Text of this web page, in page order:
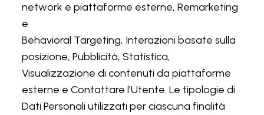
network e piattaforme esterne, Remarketing
e
Behavioral Targeting, Interazioni basate sulla
posizione, Pubblicità, Statistica,
Visualizzazione di contenuti da piattaforme
esterne e Contattare l’Utente. Le tipologie di
Dati Personali utilizzati per ciascuna finalità